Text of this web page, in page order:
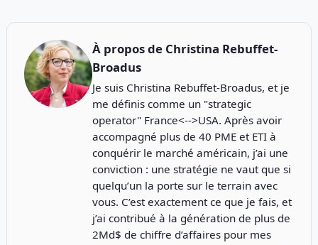
À propos de Christina Rebuffet-
Broadus
Je suis Christina Rebuffet-Broadus, et je
me définis comme un "strategic
operator" France<-->USA. Après avoir
accompagné plus de 40 PME et ETI à
conquérir le marché américain, j’ai une
conviction : une stratégie ne vaut que si
quelqu’un la porte sur le terrain avec
vous. C’est exactement ce que je fais, et
j’ai contribué à la génération de plus de
2Md$ de chiffre d’affaires pour mes